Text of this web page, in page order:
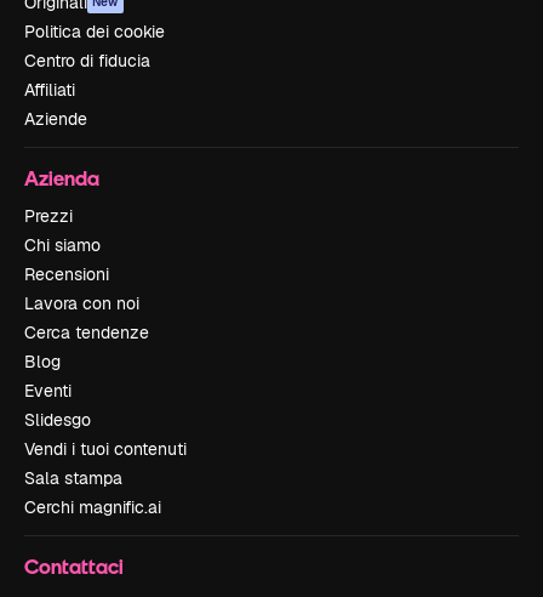
Politica dei cookie
Centro di fiducia
Affiliati
Aziende
Azienda
Prezzi
Chi siamo
Recensioni
Lavora con noi
Cerca tendenze
Blog
Eventi
Slidesgo
Vendi i tuoi contenuti
Sala stampa
Cerchi magnific.ai
Contattaci